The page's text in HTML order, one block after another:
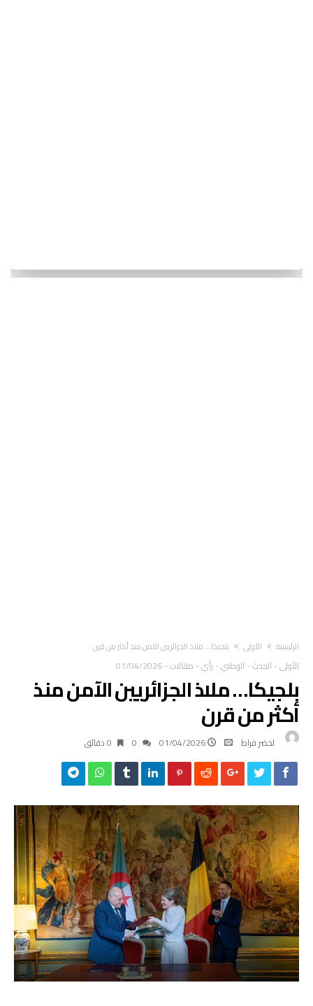
‫الرئيسية‬ الأولى بلجيكا… ملاذ الجزائريين الآمن منذ أكثر من قرن
الأولى- الحدث- الوطني- رأي- مقالات-
01/04/2026
بلجيكا… ملاذ الجزائريين الآمن منذ
أكثر من قرن
لخضر فراط 01/04/2026 0 ‫دقائق‬